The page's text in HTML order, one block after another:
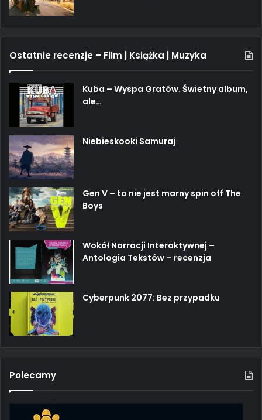
Ostatnie recenzje – Film | Książka | Muzyka
Kuba – Wyspa Gratów. Świetny album,
ale…
Niebieskooki Samuraj
Gen V – to nie jest marny spin off The
Boys
Wokół Narracji Interaktywnej –
Antologia Tekstów – recenzja
Cyberpunk 2077: Bez przypadku
Polecamy